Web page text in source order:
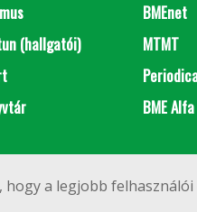
a legjobb
(hallgatói)
BMEnet
MTMT
BME Alfa
1111 Budapest,